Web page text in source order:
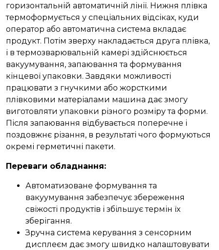
горизонтальній автоматичній лінії. Нижня плівка
термоформується у спеціальних відсіках, куди
оператор або автоматична система вкладає
продукт. Потім зверху накладається друга плівка,
і в термозварювальній камері здійснюється
вакуумування, запаювання та формування
кінцевої упаковки. Завдяки можливості
працювати з гнучкими або жорсткими
плівковими матеріалами машина дає змогу
виготовляти упаковки різного розміру та форми.
Після запаювання відбувається поперечне і
поздовжнє різання, в результаті чого формуються
окремі герметичні пакети.
Переваги обладнання:
Автоматизоване формування та
вакуумування забезпечує збереження
свіжості продуктів і збільшує термін їх
зберігання.
Зручна система керування з сенсорним
дисплеєм дає змогу швидко налаштовувати